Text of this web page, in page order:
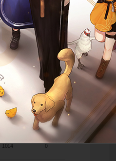
1331
884
948
1699 0
1137 0
1014 0